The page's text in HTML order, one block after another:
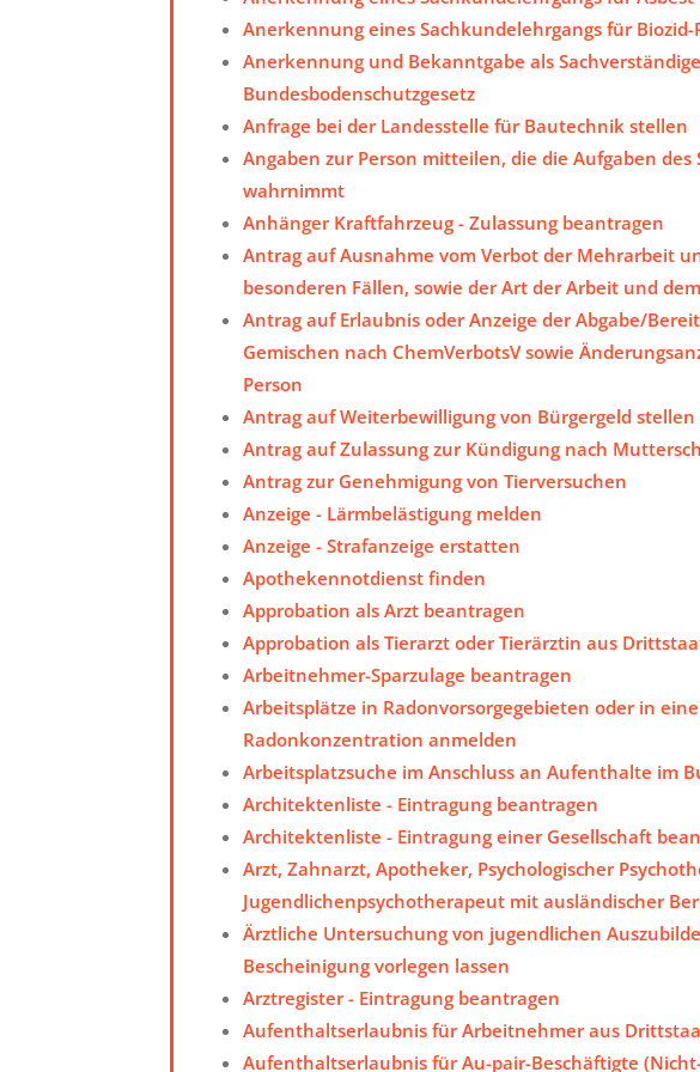
Anerkennung eines Sachkundelehrgangs für
Anerkennung und Bekanntgabe als
Bundesbodenschutzgesetz
Anfrage bei der Landesstelle für Bautechnik stellen
Angaben zur Person mitteilen, die die Aufgaben
wahrnimmt
Anhänger Kraftfahrzeug - Zulassung beantragen
Antrag auf Ausnahme vom Verbot der Mehrarbeit
besonderen Fällen, sowie der Art der Arbeit und
Antrag auf Erlaubnis oder Anzeige der Abgabe/
Gemischen nach ChemVerbotsV sowie
Person
Antrag auf Weiterbewilligung von Bürgergeld stellen
Antrag auf Zulassung zur Kündigung nach
Antrag zur Genehmigung von Tierversuchen
Anzeige - Lärmbelästigung melden
Anzeige - Strafanzeige erstatten
Apothekennotdienst finden
Approbation als Arzt beantragen
Approbation als Tierarzt oder Tierärztin aus
Arbeitnehmer-Sparzulage beantragen
Arbeitsplätze in Radonvorsorgegebieten oder in
Radonkonzentration anmelden
Arbeitsplatzsuche im Anschluss an Aufenthalte im
Architektenliste - Eintragung beantragen
Architektenliste - Eintragung einer Gesellschaft
Arzt, Zahnarzt, Apotheker, Psychologischer
Jugendlichenpsychotherapeut mit ausländischer
Ärztliche Untersuchung von jugendlichen
Bescheinigung vorlegen lassen
Arztregister - Eintragung beantragen
Aufenthaltserlaubnis für Arbeitnehmer aus
Aufenthaltserlaubnis für Au-pair-Beschäftigte